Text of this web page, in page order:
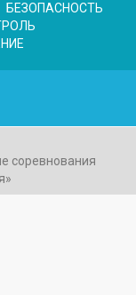
БЕЗОПАСНОСТЬ
соревнования